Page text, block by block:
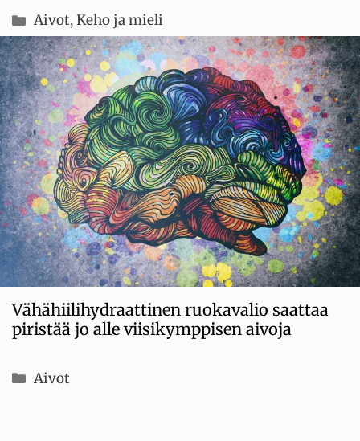
Kategoriat
Aivot,Keho ja mieli
Vähähiilihydraattinen ruokavalio saattaa
piristää jo alle viisikymppisen aivoja
Kategoriat
Aivot